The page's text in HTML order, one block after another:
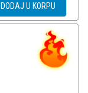
DODAJ U KORPU